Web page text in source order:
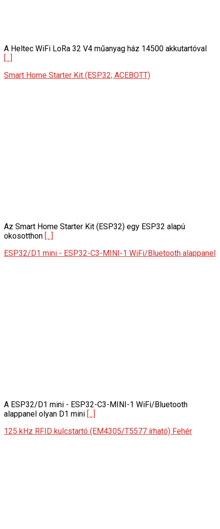
A Heltec WiFi LoRa 32 V4 műanyag ház 14500 akkutartóval
[...]
Smart Home Starter Kit (ESP32; ACEBOTT)
Az Smart Home Starter Kit (ESP32) egy ESP32 alapú
okosotthon [...]
ESP32/D1 mini - ESP32-C3-MINI-1 WiFi/Bluetooth alappanel
A ESP32/D1 mini - ESP32-C3-MINI-1 WiFi/Bluetooth
alappanel olyan D1 mini [...]
125 kHz RFID kulcstartó (EM4305/T5577 írható) Fehér